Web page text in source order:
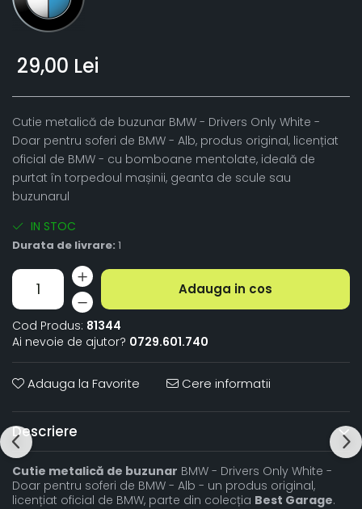
29,00 Lei
Cutie metalică de buzunar BMW - Drivers Only White -
Doar pentru soferi de BMW - Alb, produs original, licențiat
oficial de BMW - cu bomboane mentolate, ideală de
purtat în torpedoul mașinii, geanta de scule sau
buzunarul
IN STOC
Durata de livrare: 1
Adauga in cos
Cod Produs: 81344
Ai nevoie de ajutor? 0729.601.740
Adauga la Favorite Cere informatii
Descriere
Cutie metalică de buzunar BMW - Drivers Only White -
Doar pentru soferi de BMW - Alb - un produs original,
licențiat oficial de BMW, parte din colecția Best Garage.